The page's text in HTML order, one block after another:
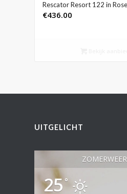
Rescator Resort 122 in
€436.00
UITGELICHT
25°